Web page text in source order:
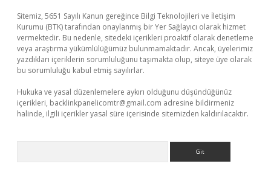
Sitemiz, 5651 Sayılı Kanun gereğince Bilgi Teknolojileri ve İletişim
Kurumu (BTK) tarafından onaylanmış bir Yer Sağlayıcı olarak hizmet
vermektedir. Bu nedenle, sitedeki içerikleri proaktif olarak denetleme
veya araştırma yükümlülüğümüz bulunmamaktadır. Ancak, üyelerimiz
yazdıkları içeriklerin sorumluluğunu taşımakta olup, siteye üye olarak
bu sorumluluğu kabul etmiş sayılırlar.
Hukuka ve yasal düzenlemelere aykırı olduğunu düşündüğünüz
içerikleri, backlinkpanelicomtr@gmail.com adresine bildirmeniz
halinde, ilgili içerikler yasal süre içerisinde sitemizden kaldırılacaktır.